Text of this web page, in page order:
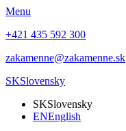
Menu
+421 435 592 300
zakamenne@zakamenne.sk
SKSlovensky
SKSlovensky
ENEnglish